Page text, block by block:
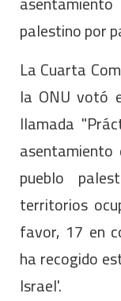
palestino por
La Cuarta
la ONU votó
llamada
pueblo
territorios
favor, 17 en
ha recogido
Israel'.